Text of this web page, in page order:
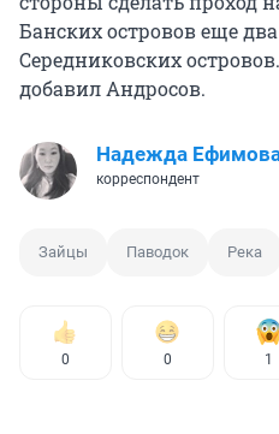
Банских островов еще
Середниковских
добавил Андросов.
Надежда
корреспондент
Зайцы Паводок Река
0 0 1